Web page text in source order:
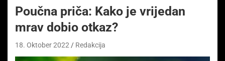
Poučna priča: Kako je vrijedan
mrav dobio otkaz?
18. Oktober 2022 Redakcija